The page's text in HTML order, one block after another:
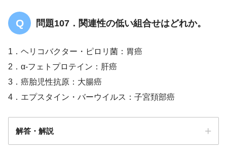
問題107．関連性の低い組合せはどれか。
1．ヘリコバクター・ピロリ菌：胃癌
2．α-フェトプロテイン：肝癌
3．癌胎児性抗原：大腸癌
4．エプスタイン・バーウイルス：子宮頚部癌
解答・解説